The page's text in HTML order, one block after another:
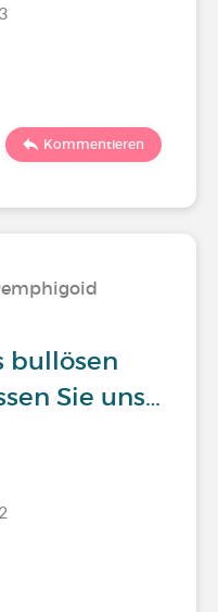
Kommentieren
bullösen
Sie uns…